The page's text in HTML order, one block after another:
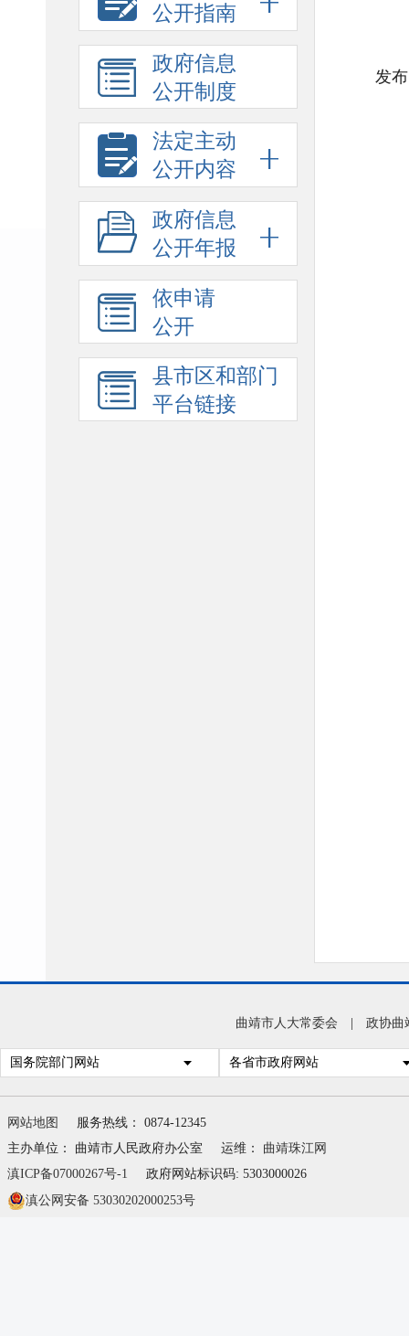
公开指南
政府信息
公开制度
法定主动
公开内容
政府信息
公开年报
依申请
公开
县市区和部门
平台链接
发
曲靖市人大常委会 政协曲
国务院部门网站 各省市政府网站
网站地图
服务热线： 0874-12345
主办单位： 曲靖市人民政府办公室
运维： 曲靖珠江网
滇ICP备07000267号-1
政府网站标识码: 5303000026
滇公网安备 53030202000253号